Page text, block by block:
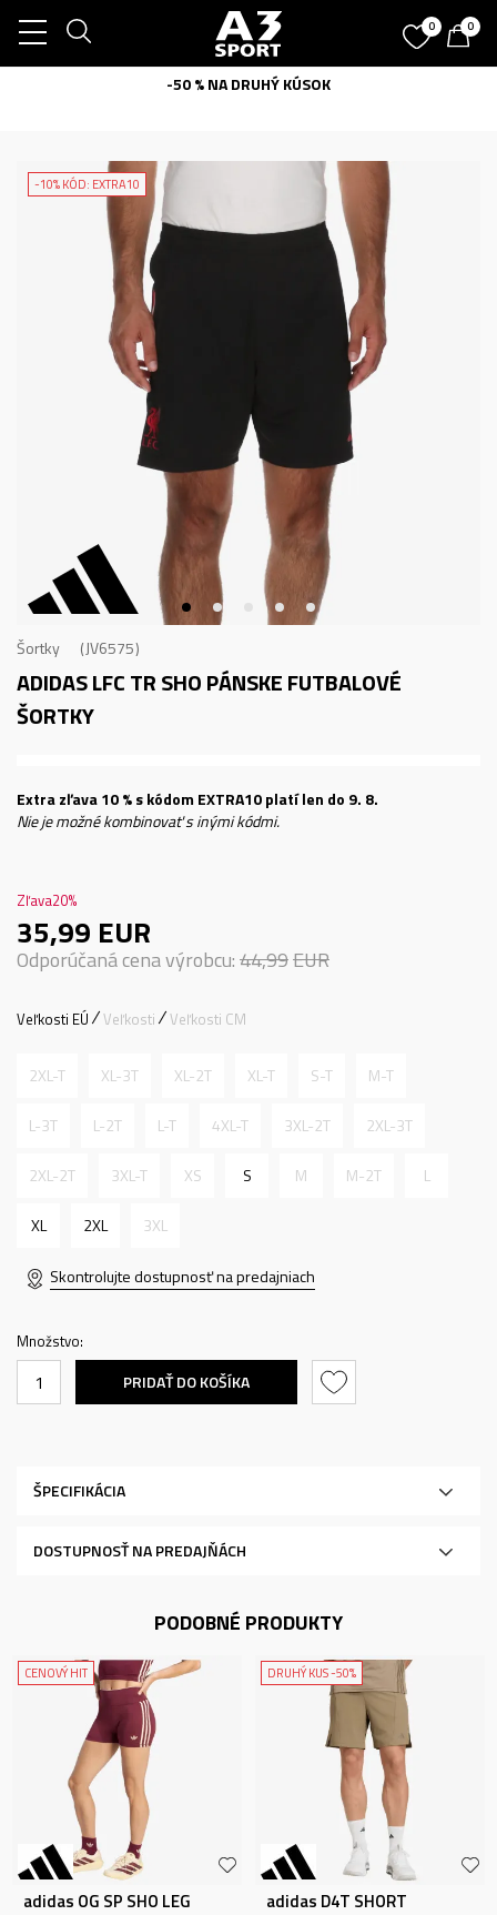
0 0
-50 % NA DRUHÝ KÚSOK
-10% KÓD: EXTRA10
Šortky JV6575
ADIDAS LFC TR SHOPÁNSKE FUTBALOVÉ
ŠORTKY
Extra zľava 10 % s kódom EXTRA10 platí len do 9. 8.
Nie je možné kombinovať s inými kódmi.
Zľava20%
35,99 EUR
Odporúčaná cena výrobcu:44,99EUR
Veľkosti EÚ Veľkosti Veľkosti CM
2XL-T XL-3T XL-2T XL-T S-T M-T
L-3T L-2T L-T 4XL-T 3XL-2T 2XL-3T
2XL-2T 3XL-T XS S M M-2T L
XL 2XL 3XL
Skontrolujte dostupnosť na predajniach
Množstvo:
PRIDAŤ DO KOŠÍKA
ŠPECIFIKÁCIA
DOSTUPNOSŤ NA PREDAJŇÁCH
PODOBNÉ PRODUKTY
CENOVÝ HIT
adidas OG SP SHO LEG
DRUHÝ KUS -50%
adidas D4T SHORT